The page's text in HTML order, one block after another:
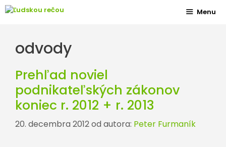
Preskočiť
Menu
odvody
Prehľad noviel
podnikateľských zákonov
koniec r. 2012 + r. 2013
20. decembra 2012od autora: Peter Furmaník